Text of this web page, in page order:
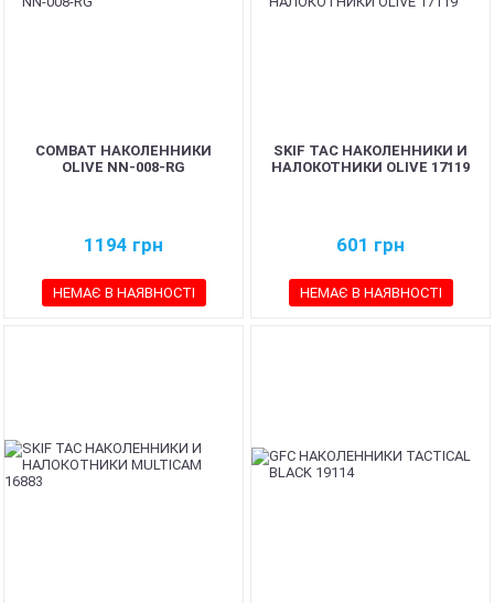
COMBAT НАКОЛЕННИКИ
OLIVE NN-008-RG
1194 грн
НЕМАЄ В НАЯВНОСТІ
SKIF TAC НАКОЛЕННИКИ И
НАЛОКОТНИКИ OLIVE 17119
601 грн
НЕМАЄ В НАЯВНОСТІ